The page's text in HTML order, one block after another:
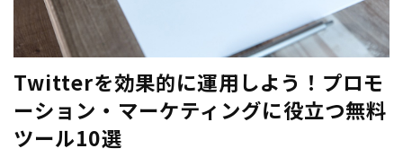
Twitterを効果的に運用しよう！プロモ
ーション・マーケティングに役立つ無料
ツール10選